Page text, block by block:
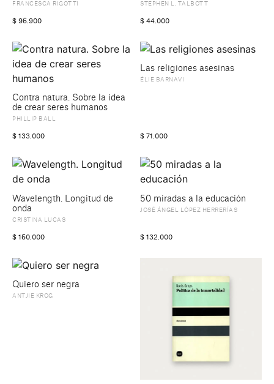
FRANCESCA RIGOTTI
$ 96.900
STEPHEN L. TALBOTT
$ 44.000
Contra natura. Sobre la idea
de crear seres humanos
PHILLIP BALL
$ 133.000
Las religiones asesinas
ÉLIE BARNAVI
$ 71.000
Wavelength. Longitud de
onda
CRISTINA LUCAS
$ 160.000
50 miradas a la educación
JOSÉ ÁNGEL LÓPEZ HERRERÍAS
$ 132.000
Quiero ser negra
ANTJIE KROG